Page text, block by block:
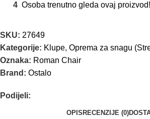
4 Osoba trenutno gleda ovaj proizvod!
SKU: 27649
Kategorije: Klupe, Oprema za snagu
Oznaka: Roman Chair
Brand: Ostalo
Podijeli:
OPIS RECENZIJE (0)